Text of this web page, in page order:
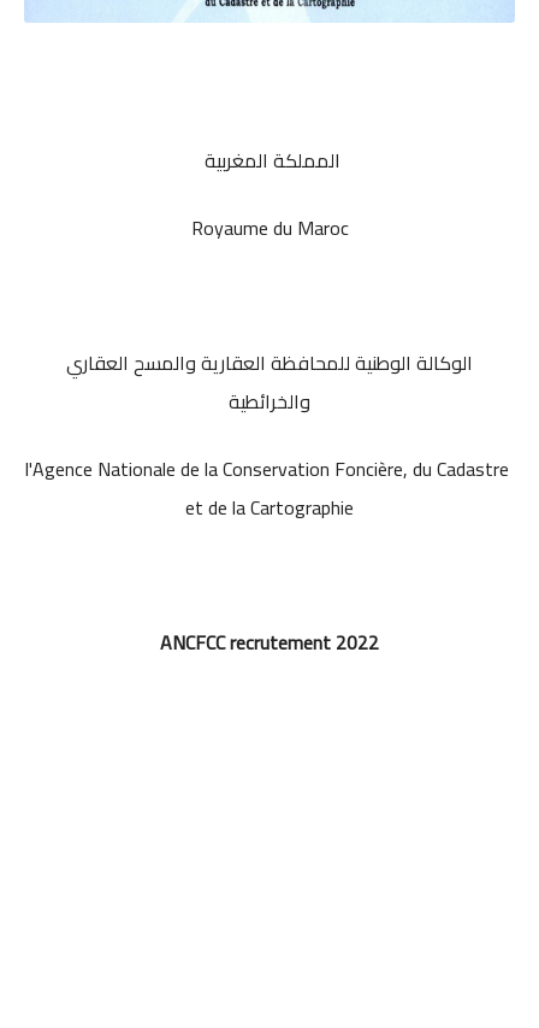
المملكة المغربية
Royaume du Maroc
الوكالة الوطنية للمحافظة العقارية والمسح العقاري
والخرائطية
l'Agence Nationale de la Conservation Foncière, du Cadastre
et de la Cartographie
ANCFCC recrutement 2022